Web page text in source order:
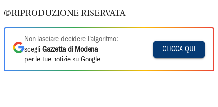
©RIPRODUZIONE RISERVATA
Non lasciare decidere l'algoritmo:
scegli Gazzetta di Modena
per le tue notizie su Google
CLICCA QUI